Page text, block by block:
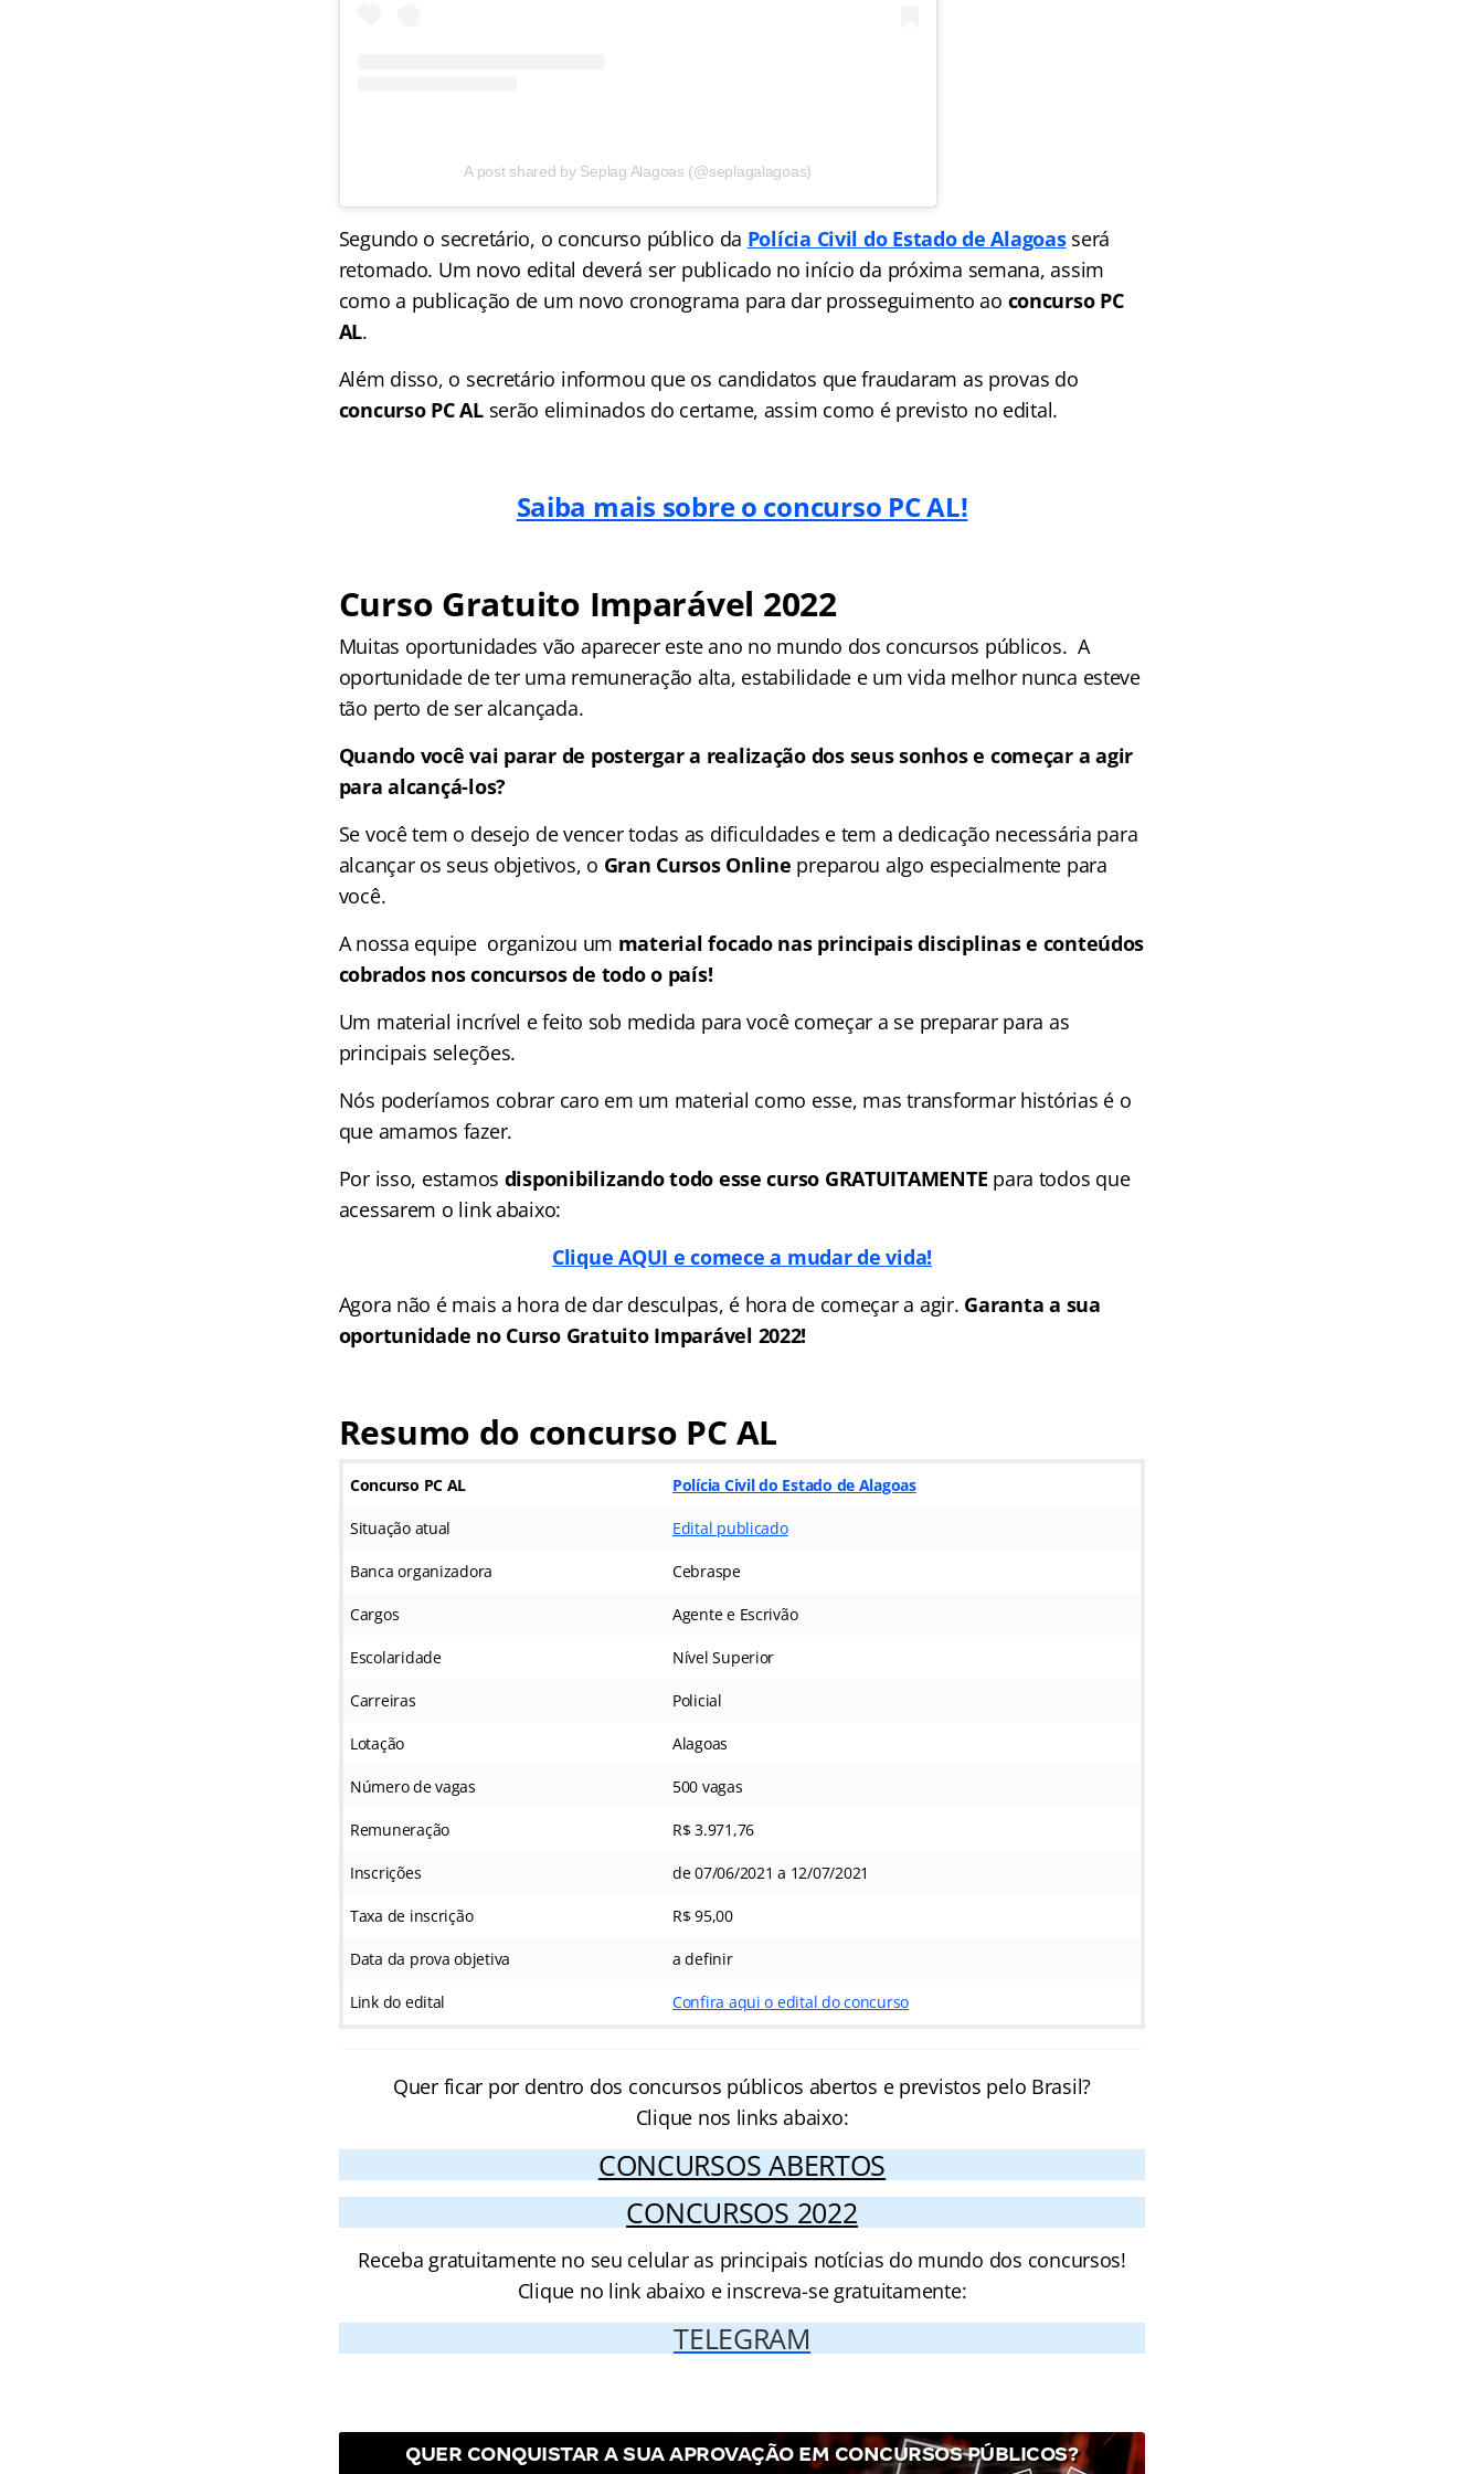
A post shared by Seplag Alagoas (@seplagalagoas)
Segundo o secretário, o concurso público da Polícia Civil do Estado de Alagoasserá
retomado. Um novo edital deverá ser publicado no início da próxima semana, assim
como a publicação de um novo cronograma para dar prosseguimento ao concurso PC
AL.
Além disso, o secretário informou que os candidatos que fraudaram as provas do
concurso PC ALserão eliminados do certame, assim como é previsto no edital.
Saiba mais sobre o concurso PC AL!
Curso Gratuito Imparável 2022
Muitas oportunidades vão aparecer este ano no mundo dos concursos públicos. A
oportunidade de ter uma remuneração alta, estabilidade e um vida melhor nunca esteve
tão perto de ser alcançada.
Quando você vai parar de postergar a realização dos seus sonhos e começar a agir
para alcançá-los?
Se você tem o desejo de vencer todas as dificuldades e tem a dedicação necessária para
alcançar os seus objetivos, o Gran Cursos Online preparou algo especialmente para
você.
A nossa equipe organizou um material focado nas principais disciplinas e conteúdos
cobrados nos concursos de todo o país!
Um material incrível e feito sob medida para você começar a se preparar para as
principais seleções.
Nós poderíamos cobrar caro em um material como esse, mas transformar histórias é o
que amamos fazer.
Por isso, estamos disponibilizando todo esse curso GRATUITAMENTE para todos que
acessarem o link abaixo:
Clique AQUI e comece a mudar de vida!
Agora não é mais a hora de dar desculpas, é hora de começar a agir. Garanta a sua
oportunidade no Curso Gratuito Imparável 2022!
Resumo do concurso PC AL
Concurso PC AL Polícia Civil do Estado de Alagoas
Situação atual Edital publicado
Banca organizadora Cebraspe
Cargos Agente e Escrivão
Escolaridade Nível Superior
Carreiras Policial
Lotação Alagoas
Número de vagas 500 vagas
Remuneração R$ 3.971,76
Inscrições de 07/06/2021 a 12/07/2021
Taxa de inscrição R$ 95,00
Data da prova objetiva a definir
Link do edital Confira aqui o edital do concurso
Quer ficar por dentro dos concursos públicos abertos e previstos pelo Brasil?
Clique nos links abaixo:
CONCURSOS ABERTOS
CONCURSOS 2022
Receba gratuitamente no seu celular as principais notícias do mundo dos concursos!
Clique no link abaixo e inscreva-se gratuitamente:
TELEGRAM
QUER CONQUISTAR A SUA APROVAÇÃO EM CONCURSOS PÚBLICOS?